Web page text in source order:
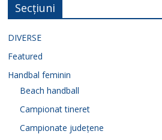
Secțiuni
DIVERSE
Featured
Handbal feminin
Beach handball
Campionat tineret
Campionate județene